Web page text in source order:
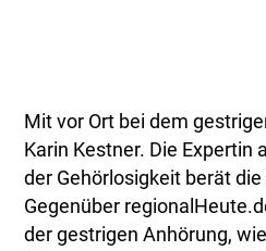
Mit vor Ort bei dem
Karin Kestner. Die
der Gehörlosigkeit berät
Gegenüber
der gestrigen Anhörung,